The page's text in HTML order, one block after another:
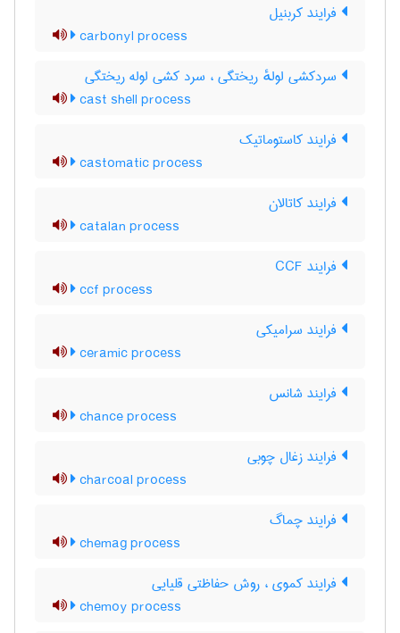
فرایند کربنیل
carbonyl process
سردکشی لولهٔ ریختگی ، سرد کشی لوله ریختگی
cast shell process
فرایند کاستوماتیک
castomatic process
فرایند کاتالان
catalan process
فرایند CCF
ccf process
فرایند سرامیکی
ceramic process
فرایند شانس
chance process
فرایند زغال چوبی
charcoal process
فرایند چماگ
chemag process
فرایند کموی ، روش حفاظتی قلیایی
chemoy process